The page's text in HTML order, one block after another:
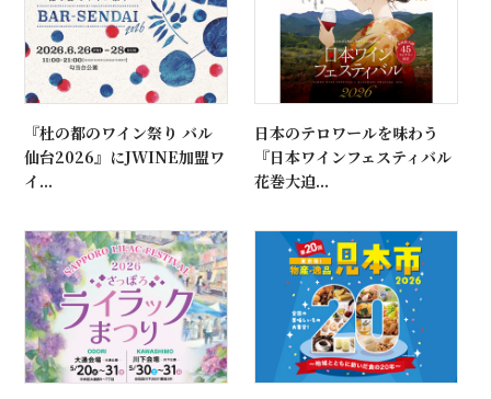
『杜の都のワイン祭り バル
仙台2026』にJWINE加盟ワ
イ...
日本のテロワールを味わう
『日本ワインフェスティバル
花巻大迫...